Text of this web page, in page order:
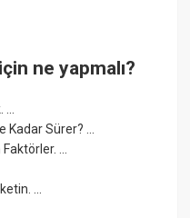
ne yapmalı?
...
Kadar Sürer? ...
...
...